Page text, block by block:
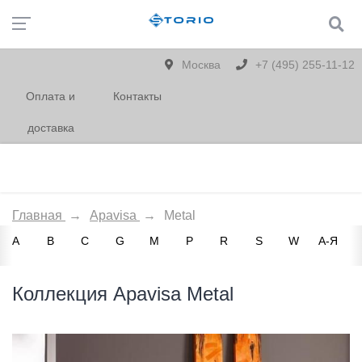
Москва +7 (495) 255-11-12
Оплата и
доставка
Контакты
Главная → Apavisa → Metal
A B C G M P R S W А-Я
Коллекция Apavisa Metal